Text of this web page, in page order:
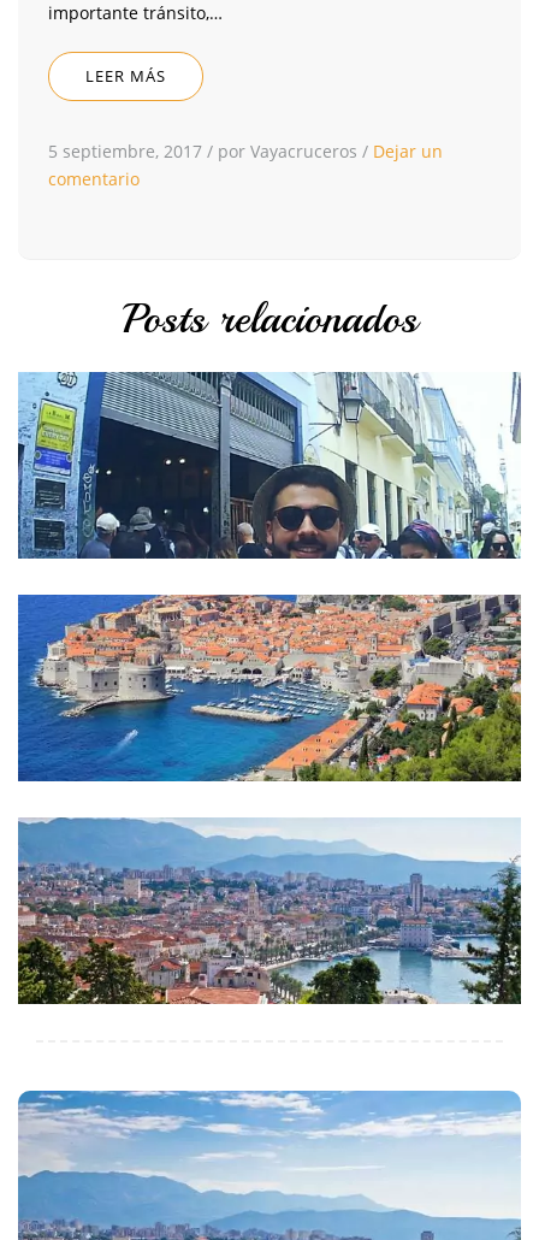
importante tránsito,…
LEER MÁS
5 septiembre, 2017 / por Vayacruceros / Dejar un
comentario
Posts relacionados